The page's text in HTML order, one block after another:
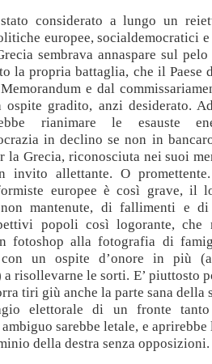
considerato a lungo un
europee, socialdemocratici
sembrava annaspare sul pelo
la propria battaglia, che il Paese
e dal
ospite gradito, anzi desiderato.
rianimare le esauste
in declino se non in
la Grecia, riconosciuta nei suoi
invito allettante. O
europee è così grave, il
non mantenute, di fallimenti e
popoli così logorante, che
fotoshop alla fotografia di
con un ospite d’onore in più
risollevarne le sorti. E’ piuttosto
tiri giù anche la parte sana della
elettorale di un fronte
sarebbe letale, e
della destra senza opposizioni.